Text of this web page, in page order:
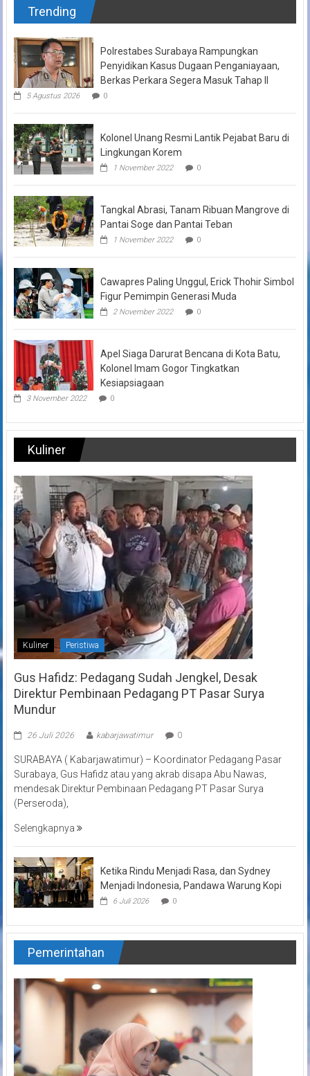
Trending
Polrestabes Surabaya Rampungkan
Penyidikan Kasus Dugaan Penganiayaan,
Berkas Perkara Segera Masuk Tahap II
5 Agustus 2026 0
Kolonel Unang Resmi Lantik Pejabat Baru di
Lingkungan Korem
1 November 2022 0
Tangkal Abrasi, Tanam Ribuan Mangrove di
Pantai Soge dan Pantai Teban
1 November 2022 0
Cawapres Paling Unggul, Erick Thohir Simbol
Figur Pemimpin Generasi Muda
2 November 2022 0
Apel Siaga Darurat Bencana di Kota Batu,
Kolonel Imam Gogor Tingkatkan
Kesiapsiagaan
3 November 2022 0
Kuliner
Kuliner Peristiwa
Gus Hafidz: Pedagang Sudah Jengkel, Desak
Direktur Pembinaan Pedagang PT Pasar Surya
Mundur
26 Juli 2026 kabarjawatimur 0
SURABAYA ( Kabarjawatimur) – Koordinator Pedagang Pasar
Surabaya, Gus Hafidz atau yang akrab disapa Abu Nawas,
mendesak Direktur Pembinaan Pedagang PT Pasar Surya
(Perseroda),
Selengkapnya
Ketika Rindu Menjadi Rasa, dan Sydney
Menjadi Indonesia, Pandawa Warung Kopi
6 Juli 2026 0
Pemerintahan